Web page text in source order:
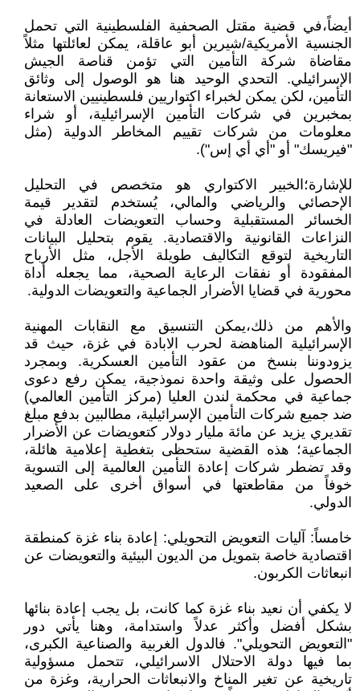
أيضاً،في قضية مقتل الصحفية الفلسطينية التي تحمل
الجنسية الأمريكية/شيرين أبو عاقلة، يمكن لعائلتها مثلاً
مقاضاة شركة التأمين التي تؤمن قناصة الجيش
الإسرائيلي. التحدي الوحيد هنا هو الوصول إلى وثائق
التأمين، لكن يمكن لخبراء اكتواريين فلسطينيين الاستعانة
بمخبرين في شركات التأمين الإسرائيلية، أو شراء
معلومات من شركات تقييم المخاطر الدولية (مثل
"فيريسك" أو "أي أي إس").
للإشارة؛الخبير الاكتواري هو متخصص في التحليل
الإحصائي والرياضي والمالي، يُستخدم لتقدير قيمة
الخسائر المستقبلية وحساب التعويضات العادلة في
النزاعات القانونية والاقتصادية. يقوم بتحليل البيانات
التاريخية لتوقع التكاليف طويلة الأجل، مثل الأرباح
المفقودة أو نفقات الرعاية الصحية، مما يجعله أداة
محورية في قضايا الأضرار الجماعية والتعويضات الدولية.
والأهم من ذلك،يمكن التنسيق مع النقابات المهنية
الإسرائيلية المناهضة لحرب الابادة في غزة، حيث قد
يزودوننا بنسخ من عقود التأمين العسكرية. وبمجرد
الحصول على وثيقة واحدة نموذجية، يمكن رفع دعوى
جماعية في محكمة لندن العليا (مركز التأمين العالمي)
ضد جميع شركات التأمين الإسرائيلية، مطالبين بدفع مبلغ
تقديري يزيد عن مائة مليار دولار كتعويضات عن الأضرار
الجماعية؛ هذه القضية ستحظى بتغطية إعلامية هائلة،
وقد تضطر شركات إعادة التأمين العالمية إلى التسوية
خوفاً من مقاطعتها في أسواق أخرى على الصعيد
الدولي.
خامساً: آليات التعويض التحويلي: إعادة بناء غزة كمنطقة
اقتصادية خاصة بتمويل من الديون البيئية والتعويضات عن
انبعاثات الكربون.
لا يكفي أن نعيد بناء غزة كما كانت، بل يجب إعادة بنائها
بشكل أفضل وأكثر عدلاً واستدامة، وهنا يأتي دور
"التعويض التحويلي". فالدول الغربية والصناعية الكبرى،
بما فيها دولة الاحتلال الاسرائيلي، تتحمل مسؤولية
تاريخية عن تغير المناخ والانبعاثات الحرارية، وغزة من